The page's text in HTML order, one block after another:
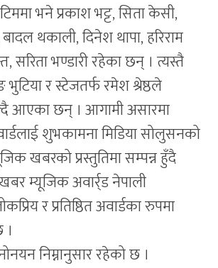
भने प्रकाश भट्ट, सिता केसी,
बादल थकाली, दिनेश थापा, हरिराम
सरिता भण्डारी रहेका छन् । त्यस्तै
भुटिया र स्टेजतर्फ रमेश श्रेष्ठले
आएका छन् । आगामी असारमा
शुभकामना मिडिया सोलुसनको
खबरको प्रस्तुतिमा सम्पन्न हुँदै
म्यूजिक अवार्र्ड नेपाली
र प्रतिष्ठित अवार्डका रुपमा
निम्नानुसार रहेको छ ।